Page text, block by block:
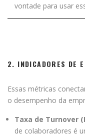
vontade para usar
2. INDICADORES DE
Essas métricas
o desempenho da
Taxa de Turnover
de colaboradores é